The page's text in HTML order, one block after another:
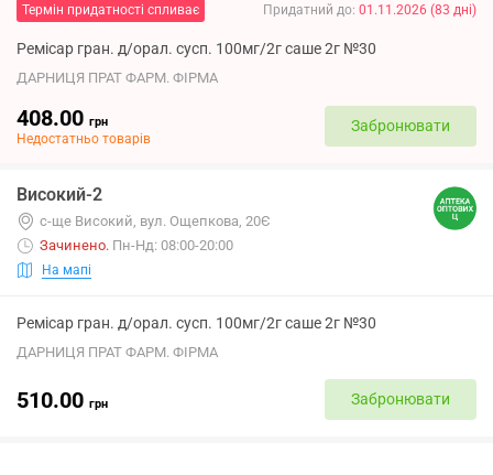
Термін придатності спливає Придатний до: 01.11.2026 (83 дні)
Ремісар гран. д/орал. сусп. 100мг/2г саше 2г №30
ДАРНИЦЯ ПРАТ ФАРМ. ФІРМА
408.00 грн
Недостатньо товарів
Забронювати
Високий-2
с-ще Високий, вул. Ощепкова, 20Є
Зачинено. Пн-Нд: 08:00-20:00
На мапі
Ремісар гран. д/орал. сусп. 100мг/2г саше 2г №30
ДАРНИЦЯ ПРАТ ФАРМ. ФІРМА
510.00 грн Забронювати